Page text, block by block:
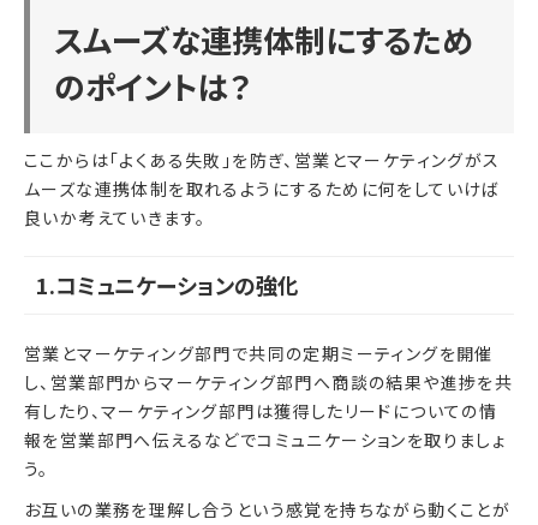
スムーズな連携体制にするため
のポイントは？
ここからは「よくある失敗」を防ぎ、営業とマーケティングがス
ムーズな連携体制を取れるようにするために何をしていけば
良いか考えていきます。
1.コミュニケーションの強化
営業とマーケティング部門で共同の定期ミーティングを開催
し、営業部門からマーケティング部門へ商談の結果や進捗を共
有したり、マーケティング部門は獲得したリードについての情
報を営業部門へ伝えるなどでコミュニケーションを取りましょ
う。
お互いの業務を理解し合うという感覚を持ちながら動くことが